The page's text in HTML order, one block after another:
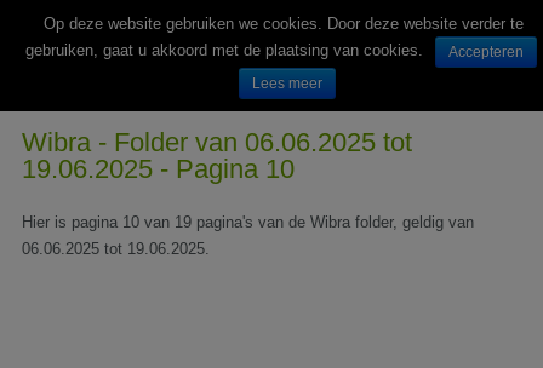
Wekelijks nieuwe folders van Nederlandse supermarkten en winkels
Wibra - Folder van 06.06.2025 tot
19.06.2025 - Pagina 10
Hier is pagina 10 van 19 pagina's van de Wibra folder, geldig van
06.06.2025 tot 19.06.2025.
Op deze website gebruiken we cookies. Door deze website verder te
gebruiken, gaat u akkoord met de plaatsing van cookies.
Accepteren
Lees meer